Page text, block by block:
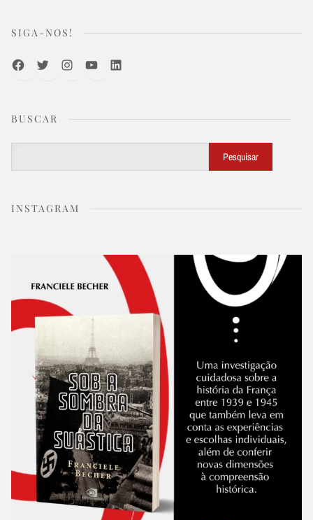
SIGA-NOS!
FacebookTwitterInstagramYoutubeLinkedIn
BUSCAR
Pesquisar
INSTAGRAM